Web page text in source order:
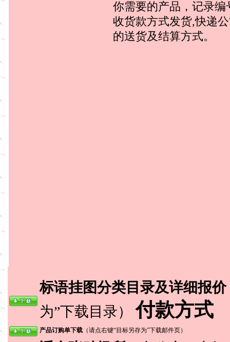
你需要的产品，记录
收货款方式发货,快递
的送货及结算方式。
标语挂图分类目录及详细报价
为”下载目录）付款方式
产品订购单下载 （请点右键“目标另存为”下载邮件页）